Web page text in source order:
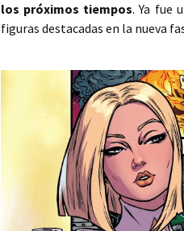
los próximos tiempos. Ya fue
figuras destacadas en la nueva